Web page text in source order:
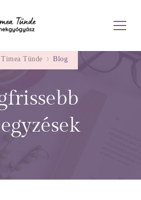
Timea Tünde
Tünde Blog